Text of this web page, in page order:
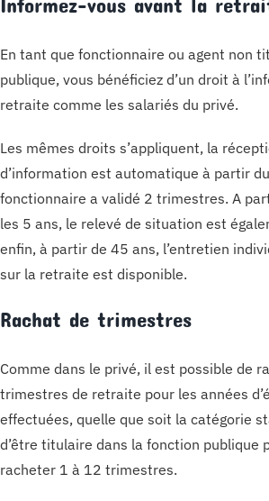
Informez-vous avant la
En tant que fonctionnaire ou agent non
publique, vous bénéficiez d’un droit à
retraite comme les salariés du privé.
Les mêmes droits s’appliquent, la
d’information est automatique à partir
fonctionnaire a validé 2 trimestres. A
les 5 ans, le relevé de situation est
enfin, à partir de 45 ans, l’entretien
sur la retraite est disponible.
Rachat de trimestres
Comme dans le privé, il est possible de
trimestres de retraite pour les années
effectuées, quelle que soit la catégorie
d’être titulaire dans la fonction publique
racheter 1 à 12 trimestres.